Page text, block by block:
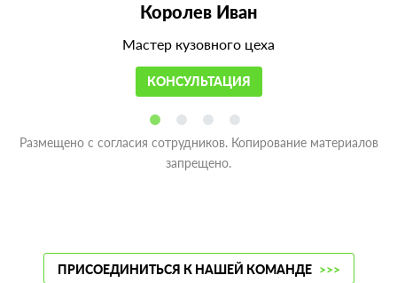
Королев Иван
Мастер кузовного цеха
КОНСУЛЬТАЦИЯ
Размещено с согласия сотрудников. Копирование материалов
запрещено.
ПРИСОЕДИНИТЬСЯ К НАШЕЙ КОМАНДЕ >>>